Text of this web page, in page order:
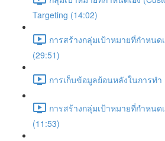
Targeting (14:02)
การสร้างกลุ่มเป้าหมายที่กำหนด
(29:51)
การเก็บข้อมูลย้อนหลังในการทำ
การสร้างกลุ่มเป้าหมายที่กำหนด
(11:53)